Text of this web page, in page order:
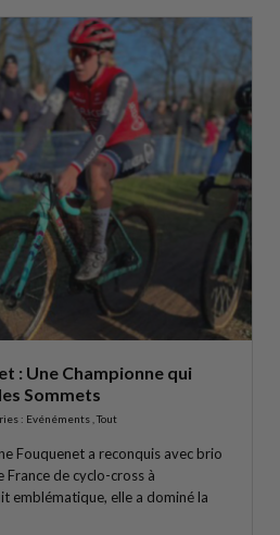
: Une Championne qui
Sommets
: Evénéments Tout
Fouquenet a reconquis avec brio
de cyclo-cross à
emblématique, elle a dominé la